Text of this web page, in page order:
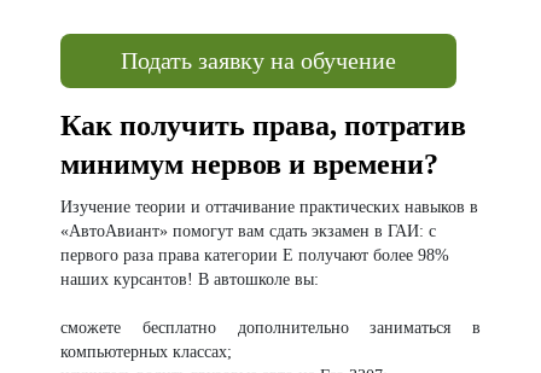
Подать заявку на обучение
Как получить права, потратив
минимум нервов и времени?
Изучение теории и оттачивание практических навыков в
«АвтоАвиант» помогут вам сдать экзамен в ГАИ: с
первого раза права категории Е получают более 98%
наших курсантов! В автошколе вы:
сможете бесплатно дополнительно заниматься в
компьютерных классах;